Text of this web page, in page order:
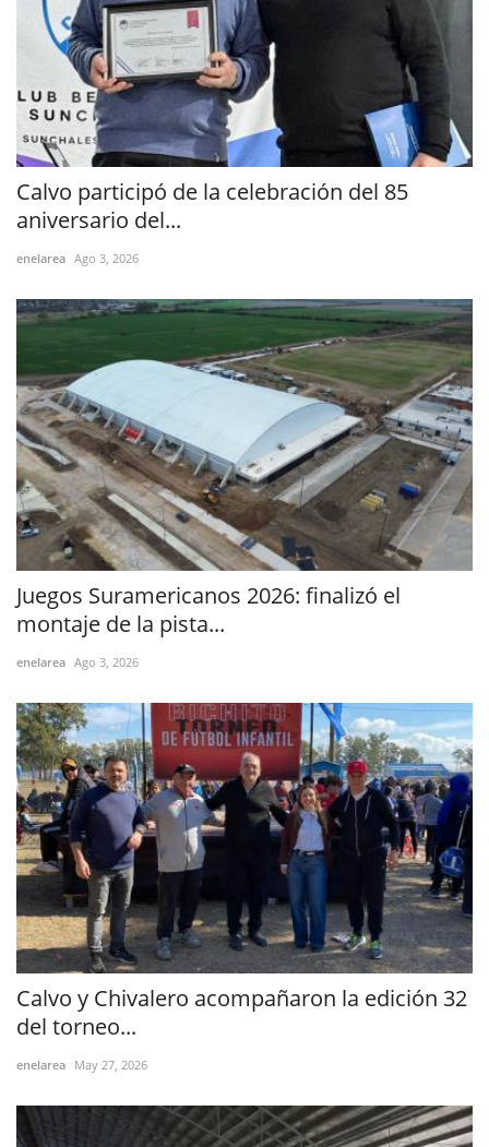
Calvo participó de la celebración del 85
aniversario del...
enelarea Ago 3, 2026
Juegos Suramericanos 2026: finalizó el
montaje de la pista...
enelarea Ago 3, 2026
Calvo y Chivalero acompañaron la edición 32
del torneo...
enelarea May 27, 2026